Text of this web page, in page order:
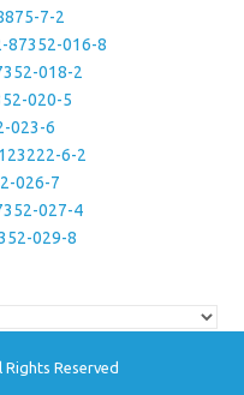
7-2
87352-016-8
018-2
020-5
023-6
6-2
026-7
027-4
029-8
Rights Reserved